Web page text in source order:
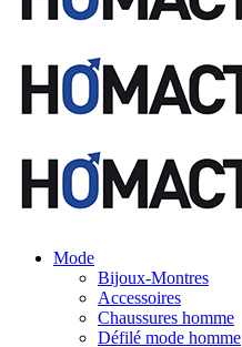
Mode
Bijoux-Montres
Accessoires
Chaussures homme
Défilé mode homme